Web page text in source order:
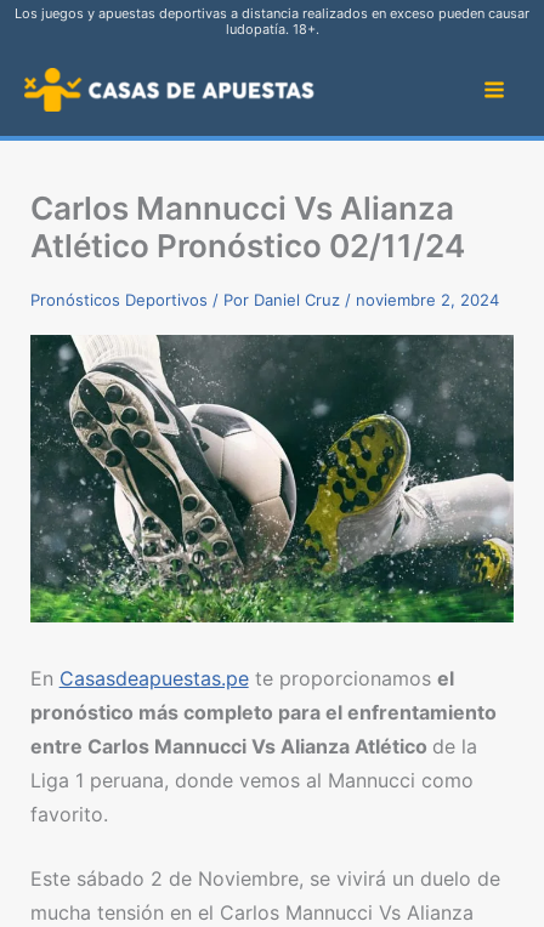
Skip
content
Los juegos y apuestas deportivas a distancia realizados en exceso pueden causar
ludopatía. 18+.
Carlos Mannucci Vs Alianza
Atlético Pronóstico 02/11/24
Pronósticos Deportivos / Por Daniel Cruz / noviembre 2, 2024
En Casasdeapuestas.pete proporcionamos el
pronóstico más completo para el enfrentamiento
entre Carlos Mannucci Vs Alianza Atlético de la
Liga 1 peruana, donde vemos al Mannucci como
favorito.
Este sábado 2 de Noviembre, se vivirá un duelo de
mucha tensión en el Carlos Mannucci Vs Alianza